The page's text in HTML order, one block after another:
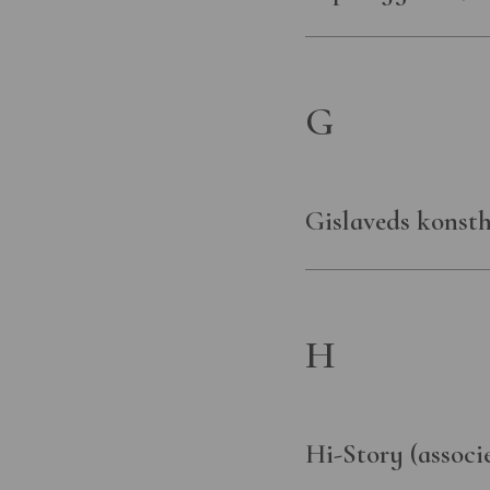
G
Gislaveds
H
Hi-Story